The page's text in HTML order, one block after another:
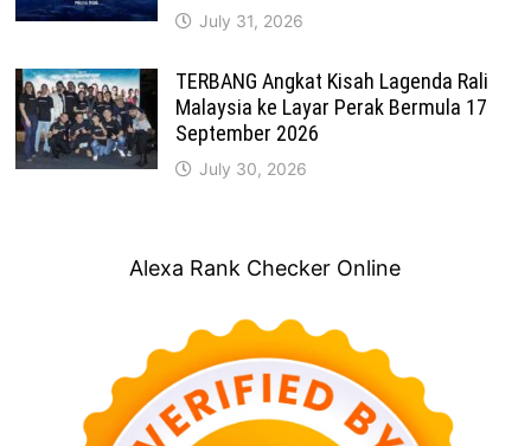
July 31, 2026
TERBANG Angkat Kisah Lagenda Rali
Malaysia ke Layar Perak Bermula 17
September 2026
July 30, 2026
Alexa Rank Checker Online